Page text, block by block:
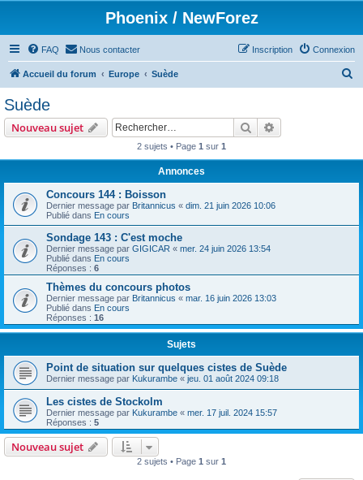
Phoenix / NewForez
FAQ Nous contacter Connexion
Inscription
Accueil du forum Europe Suède
e
Suède
Nouveau sujet Rechercher
2 sujets • Page 1 sur 1
Annonces
Concours 144 : Boisson
Dernier message par Britannicus « dim. 21 juin 2026 10:06
Publié dans En cours
Sondage 143 : C'est moche
Dernier message par GIGICAR « mer. 24 juin 2026 13:54
Publié dans En cours
Réponses : 6
Thèmes du concours photos
Dernier message par Britannicus « mar. 16 juin 2026 13:03
Publié dans En cours
Réponses : 16
Sujets
Point de situation sur quelques cistes de Suède
Dernier message par Kukurambe « jeu. 01 août 2024 09:18
Les cistes de Stockolm
Dernier message par Kukurambe « mer. 17 juil. 2024 15:57
Réponses : 5
Nouveau sujet
2 sujets • Page 1 sur 1